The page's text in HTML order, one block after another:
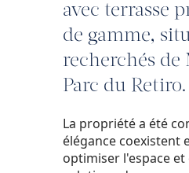
avec terrasse
de gamme,
recherchés de
Parc du Retiro.
La propriété a été
élégance coexistent
optimiser l'espace